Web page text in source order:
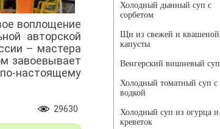
воплощение
авторской
– мастера
завоевывает
настоящему
29630
Холодный дынный суп с
сорбетом
Щи из свежей и квашеной
капусты
Венгерский вишневый суп
Холодный томатный суп с
водкой
Холодный суп из огурца и
креветок